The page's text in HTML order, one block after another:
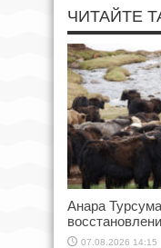
ЧИТАЙТЕ
Анара
07.08.2026 14:15